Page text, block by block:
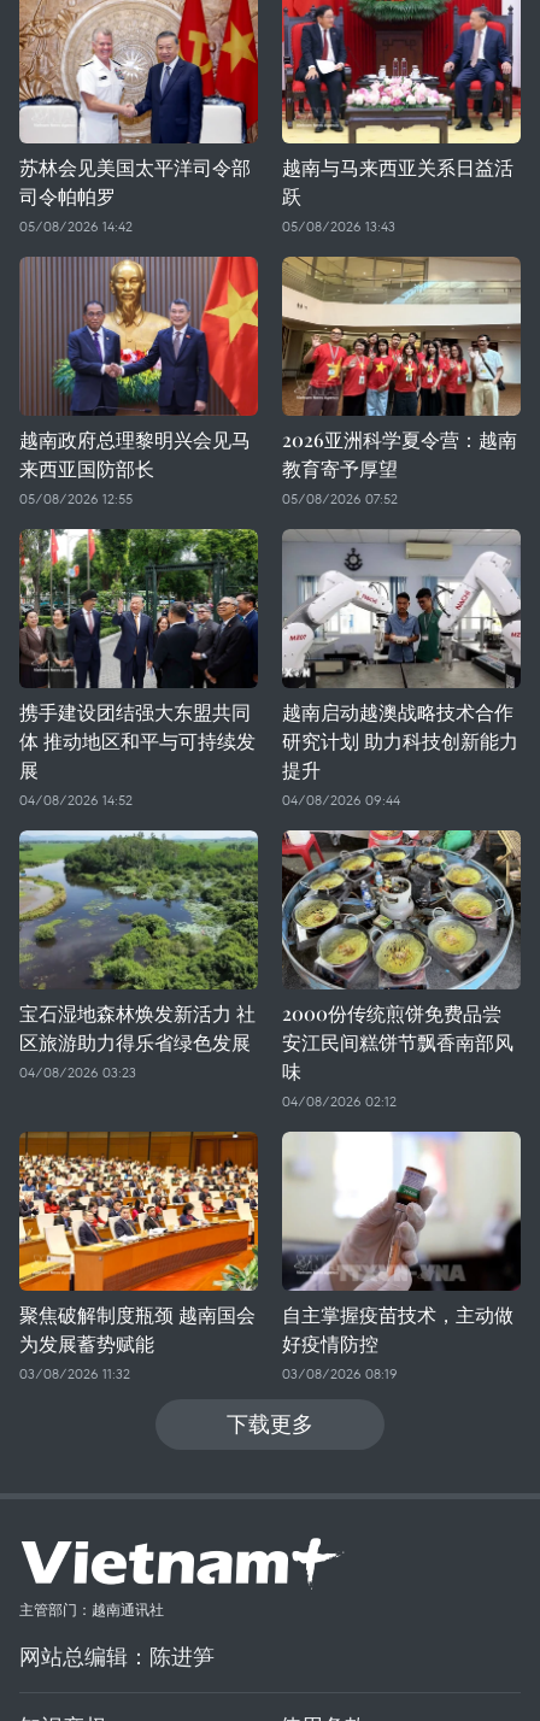
苏林会见美国太平洋司令部
司令帕帕罗
05/08/2026 14:42
越南与马来西亚关系日益活
跃
05/08/2026 13:43
越南政府总理黎明兴会见马
来西亚国防部长
05/08/2026 12:55
2026亚洲科学夏令营：越南
教育寄予厚望
05/08/2026 07:52
携手建设团结强大东盟共同
体 推动地区和平与可持续发
展
04/08/2026 14:52
越南启动越澳战略技术合作
研究计划 助力科技创新能力
提升
04/08/2026 09:44
宝石湿地森林焕发新活力 社
区旅游助力得乐省绿色发展
04/08/2026 03:23
2000份传统煎饼免费品尝
安江民间糕饼节飘香南部风
味
04/08/2026 02:12
聚焦破解制度瓶颈 越南国会
为发展蓄势赋能
03/08/2026 11:32
自主掌握疫苗技术，主动做
好疫情防控
03/08/2026 08:19
下载更多
主管部门：越南通讯社
网站总编辑：陈进笋